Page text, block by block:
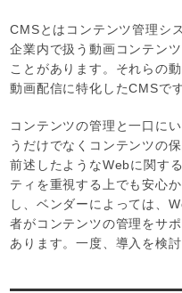
CMSとはコンテンツ管理シ
企業内で扱う動画コンテン
ことがあります。それらの
動画配信に特化したCMSです
コンテンツの管理と一口に
うだけでなくコンテンツの
前述したようなWebに関す
ティを重視する上でも安心
し、ベンダーによっては、
者がコンテンツの管理をサ
あります。一度、導入を検